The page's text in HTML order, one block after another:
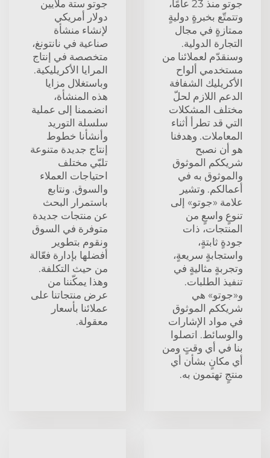
جوتو منذ 23 عامًا،
وتتمتّع بخبرةٍ دوليةٍ
ممتازةٍ في مجال
التجارة الدولية.
وسنقدّم لعملائنا من
مستخدمي ألواح
الأكريليك الشفافة
الدعم اللازم لحلّ
مختلف المشكلات
التي قد تطرأ أثناء
المعاملات. وهدفنا
هو أن نصبح
شريككم الموثوق
والموثوق به في
أعمالكم. وتشير
علامة «جوتو» إلى
تنوعٍ واسعٍ من
المنتجات، ذات
جودةٍ ثابتةٍ،
واستجابةٍ سريعةٍ،
وتجربةٍ مثاليةٍ في
تنفيذ الطلبات.
و«جوتو» هي
شريككم الموثوق
في مواد الإشارات
والوسائط. اتصلوا
بنا في أي وقتٍ ومن
أي مكانٍ بشأن أي
منتجٍ تهتمون به.
جوتو ستة ملايين
دولار أمريكي
لإنشاء منشأة
صناعية في نانتونغ،
متخصصة في إنتاج
المرايا الأكريليكية.
وباستغلال مزايا
هذه المنشأة،
انضممنا إلى عملية
سلسلة التوريد
وأنشأنا خطوط
إنتاج جديدة متنوعة
تلبّي مختلف
احتياجات العملاء
والسوق. ونتابع
باستمرار البحث
عن منتجات جديدة
متوفرة في السوق
ونقوم بتطوير
أفضلها بإدارة فعّالة
من حيث التكلفة.
وهذا يمكّننا من
عرض منتجاتنا على
عملائنا بأسعار
معقولة.